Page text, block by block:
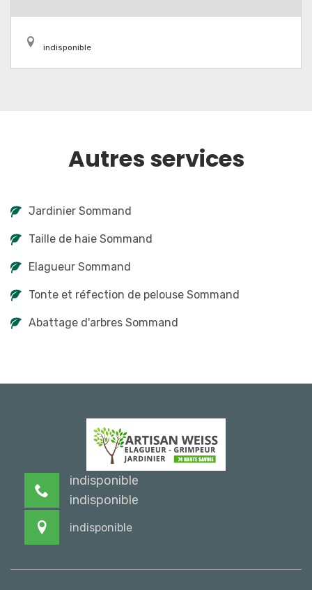
indisponible
Autres services
Jardinier Sommand
Taille de haie Sommand
Elagueur Sommand
Tonte et réfection de pelouse Sommand
Abattage d'arbres Sommand
indisponible
indisponible
indisponible